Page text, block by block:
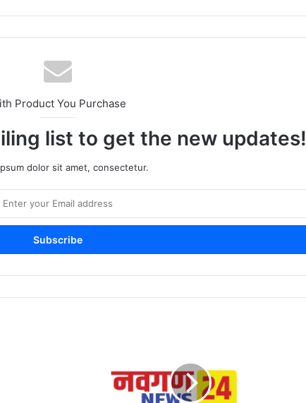
Product You Purchase
list to get the new updates!
dolor sit amet, consectetur.